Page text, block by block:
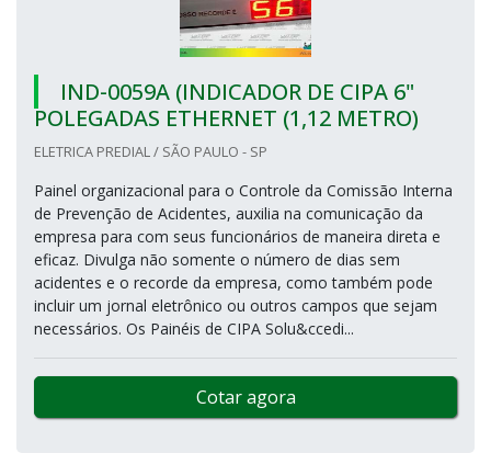
IND-0059A (INDICADOR DE CIPA 6"
POLEGADAS ETHERNET (1,12 METRO)
ELETRICA PREDIAL / SÃO PAULO - SP
Painel organizacional para o Controle da Comissão Interna
de Prevenção de Acidentes, auxilia na comunicação da
empresa para com seus funcionários de maneira direta e
eficaz. Divulga não somente o número de dias sem
acidentes e o recorde da empresa, como também pode
incluir um jornal eletrônico ou outros campos que sejam
necessários. Os Painéis de CIPA Solu&ccedi...
Cotar agora